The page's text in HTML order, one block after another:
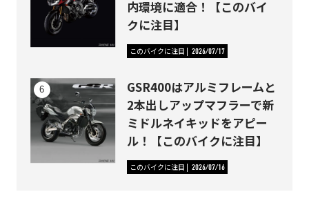
内環境に適合！【このバイ
クに注目】
このバイクに注目 2026/07/17
GSR400はアルミフレームと
2本出しアップマフラーで新
ミドルネイキッドをアピー
ル！【このバイクに注目】
このバイクに注目 2026/07/16